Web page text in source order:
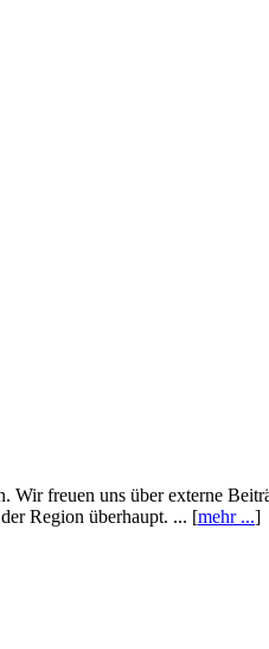
freuen uns über externe
Region überhaupt. ... [mehr ...]